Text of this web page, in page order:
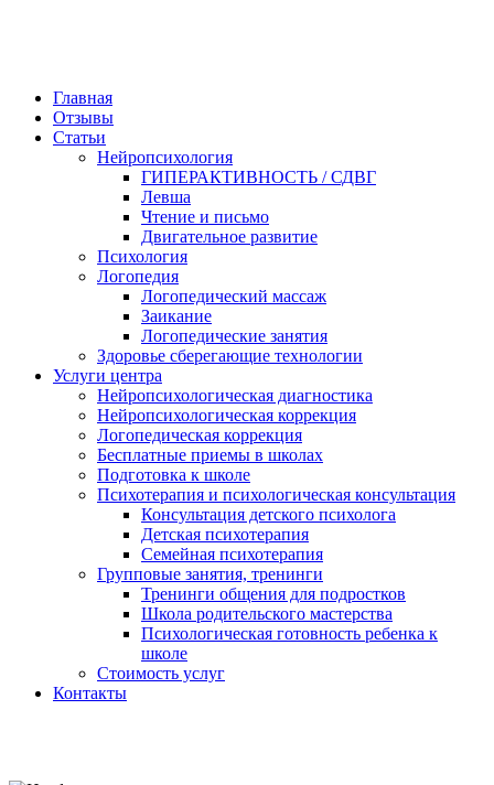
Главная
Отзывы
Статьи
Нейропсихология
ГИПЕРАКТИВНОСТЬ / СДВГ
Левша
Чтение и письмо
Двигательное развитие
Психология
Логопедия
Логопедический массаж
Заикание
Логопедические занятия
Здоровье сберегающие технологии
Услуги центра
Нейропсихологическая диагностика
Нейропсихологическая коррекция
Логопедическая коррекция
Бесплатные приемы в школах
Подготовка к школе
Психотерапия и психологическая консультация
Консультация детского психолога
Детская психотерапия
Семейная психотерапия
Групповые занятия, тренинги
Тренинги общения для подростков
Школа родительского мастерства
Психологическая готовность ребенка к
школе
Стоимость услуг
Контакты